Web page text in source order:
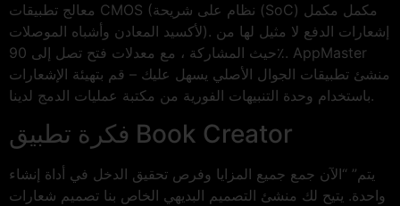
معالج تطبيقات CMOS (نظام على شريحة (SoC) مكمل مكمل
لأكسيد المعادن وأشباه الموصلات). إشعارات الدفع لا مثيل لها من
حيث المشاركة ، مع معدلات فتح تصل إلى 90٪. AppMaster
منشئ تطبيقات الجوال الأصلي يسهل عليك – قم بتهيئة الإشعارات
باستخدام وحدة التنبيهات الفورية من مكتبة عمليات الدمج لدينا.
فكرة تطبيق Book Creator
يتم” “الآن جمع جميع المزايا وفرص تحقيق الدخل في أداة إنشاء
واحدة. يتيح لك منشئ التصميم البديهي الخاص بنا تصميم شعارات